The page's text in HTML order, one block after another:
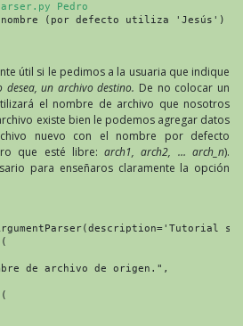
Pedro
(por defecto utiliza 'Jesús')
útil si le pedimos a la usuaria que indique
desea, un archivo destino. De no colocar un
el nombre de archivo que nosotros
existe bien le podemos agregar datos
nuevo con el nombre por defecto
que esté libre:arch1, arch2, … arch_n).
para enseñaros claramente la opción
de archivo de origen.",